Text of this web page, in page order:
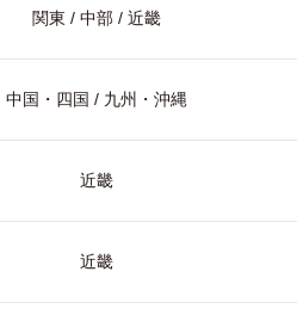
関東 / 中部 / 近畿
中国・四国 / 九州・沖縄
近畿
近畿